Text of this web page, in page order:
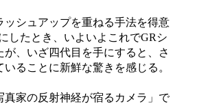
シュアップを重ねる手法を得意
したとき、いよいよこれでGRシ
、いざ四代目を手にすると、さ
ることに新鮮な驚きを感じる。
家の反射神経が宿るカメラ」で